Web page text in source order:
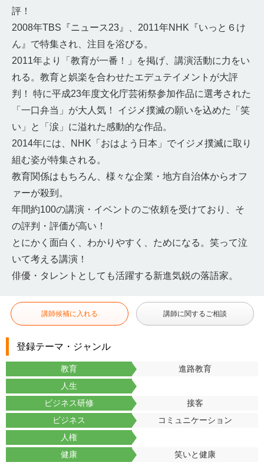
評！
2008年TBS『ニュース23』、2011年NHK『いっと６け
ん』で特集され、注目を浴びる。
2011年より「教育が一番！」を掲げ、講演活動に力をい
れる。教育と娯楽を合わせたエデュテイメントが大評
判！ 特に平成23年度文化庁芸術祭参加作品に選考された
「一口弁当」が大人気！ イジメ撲滅の願いを込めた「笑
い」と「涙」に溢れた感動的な作品。
2014年には、NHK「おはよう日本」でイジメ撲滅に取り
組む姿が特集される。
教育関係はもちろん、様々な企業・地方自治体からオフ
ァーが殺到。
年間約100の講演・イベントのご依頼を受けており、そ
の評判・評価が高い！
とにかく面白く、わかりやすく、ためになる。笑って泣
いて考える講演！
俳優・タレントとしても活躍する新進気鋭の落語家。
講師候補に入れる 講師に関するご相談
登録テーマ・ジャンル
教育
進路教育
人生
ビジネス研修
接客
ビジネス
コミュニケーション
人権
健康
笑いと健康